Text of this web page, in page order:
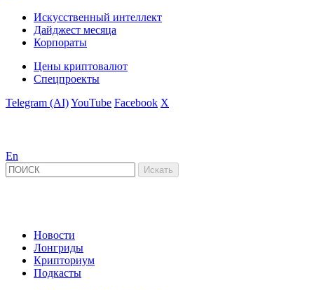
Искусственный интеллект
Дайджест месяца
Корпораты
Цены криптовалют
Спецпроекты
Telegram (AI)YouTube Facebook X
En
Новости
Лонгриды
Крипториум
Подкасты